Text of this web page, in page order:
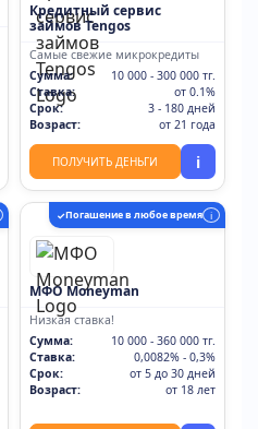
Кредитный сервис
займов Tengos
Самые свежие микрокредиты
Сумма:
10 000 - 300 000 тг.
Ставка:
от 0.1%
Срок:
3 - 180 дней
Возраст:
от 21 года
ПОЛУЧИТЬ ДЕНЬГИ i
✓Погашение в любое время i
МФО Moneyman
Низкая ставка!
Сумма:
10 000 - 360 000 тг.
Ставка:
0,0082% - 0,3%
Срок:
от 5 до 30 дней
Возраст:
от 18 лет